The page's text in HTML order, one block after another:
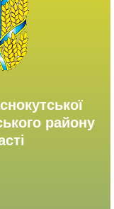
району